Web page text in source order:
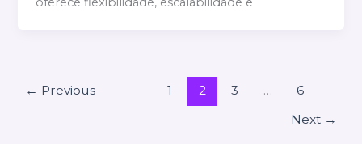
← Previous 1 2 3 …
6
Next →